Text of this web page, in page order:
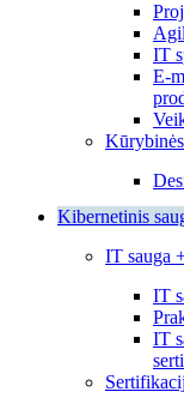
IT
E-
Kibernetinis
IT sauga
IT
IT